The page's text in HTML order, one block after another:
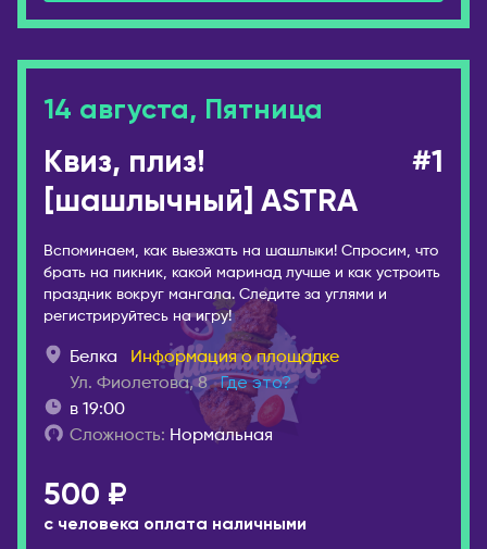
Магадан
Моздок
Москва
Мурманск
Набережные Челны
Находка
Нижний Новгород
Новокузнецк
Новороссийск
Новосибирск
ИТАЛИЯ
Актобе
Астана
Караганда
Павлодар
Семей
Тараз
Уральск
Усть-Каменогорск
Виннипег
14 августа, Пятница
Квиз, плиз!
[шашлычный] ASTRA
#1
Вспоминаем, как выезжать на шашлыки! Спросим, что
брать на пикник, какой маринад лучше и как устроить
праздник вокруг мангала. Следите за углями и
регистрируйтесь на игру!
Белка
Информация о площадке
Ул. Фиолетова, 8 Где это?
в 19:00
Сложность: Нормальная
500 ₽
с человека оплата наличными